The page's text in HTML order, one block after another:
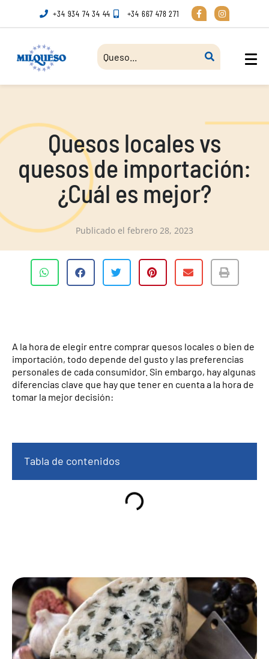
+34 934 74 34 44 +34 667 478 271
Quesos locales vs
quesos de importación:
¿Cuál es mejor?
Publicado el febrero 28, 2023
A la hora de elegir entre comprar quesos locales o bien de
importación, todo depende del gusto y las preferencias
personales de cada consumidor. Sin embargo, hay algunas
diferencias clave que hay que tener en cuenta a la hora de
tomar la mejor decisión:
Tabla de contenidos